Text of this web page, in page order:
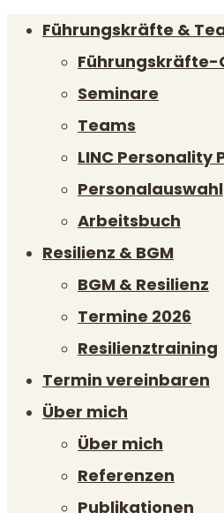
Führungskräfte &
Führungskräfte-
Seminare
Teams
LINC Personality
Personalauswahl
Arbeitsbuch
Resilienz & BGM
BGM & Resilienz
Termine 2026
Resilienztraining
Termin vereinbaren
Über mich
Über mich
Referenzen
Publikationen